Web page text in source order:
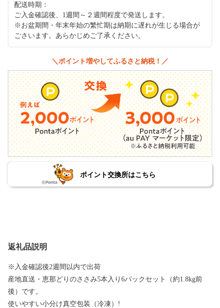
配送時期：
ご入金確認後、1週間～２週間程度で発送します。
※お盆期間・年末年始の繁忙期は納期に遅れが生じる場合が
ごさいます。あらかじめご了承ください。
＼ポイント増やしてふるさと納税！／
ポイント交換所はこちら
返礼品説明
※入金確認後2週間以内で出荷
産地直送・恵那どりのささみ5本入り6パックセット（約1.8kg前
後）です。
使いやすい小分け真空包装（冷凍）!